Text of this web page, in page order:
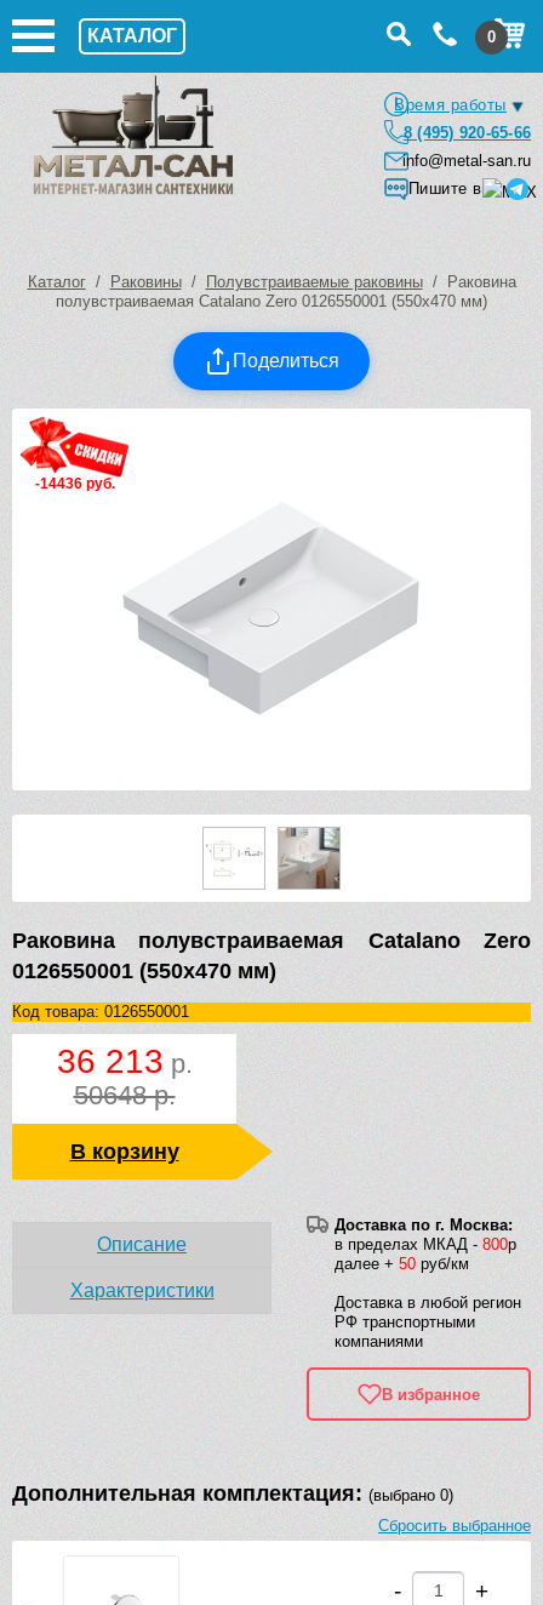
КАТАЛОГ 0
Время работы
8 (495) 920-65-66
info@metal-san.ru
Пишите в
Каталог/ Раковины/ Полувстраиваемые раковины/ Раковина
полувстраиваемая Catalano Zero 0126550001 (550х470 мм)
Поделиться
-14436 руб.
Раковина полувстраиваемая Catalano Zero
0126550001 (550х470 мм)
Код товара: 0126550001
36 213 р.
50648 р.
В корзину
Доставка по г. Москва:
в пределах МКАД - 800р
далее + 50 руб/км
Доставка в любой регион
РФ транспортными
компаниями
В избранное
Описание
Характеристики
Дополнительная комплектация: (выбрано 0)
Сбросить выбранное
- +